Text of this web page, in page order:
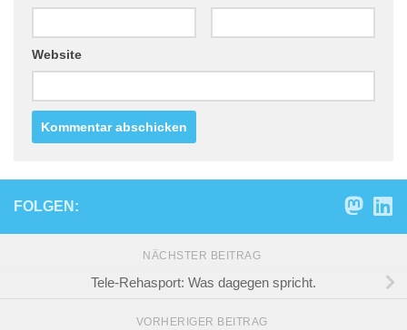
Website
FOLGEN:
NÄCHSTER BEITRAG
Tele-Rehasport: Was dagegen spricht.
VORHERIGER BEITRAG